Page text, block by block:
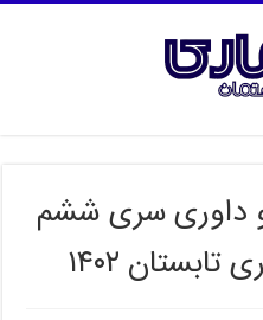
و داوری سری ششم
۱۴۰۲